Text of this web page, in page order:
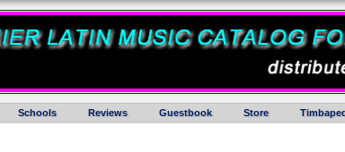
Schools Reviews Guestbook Store